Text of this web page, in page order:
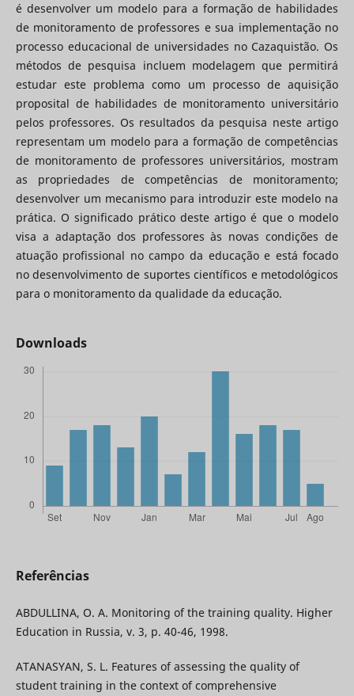
é desenvolver um modelo para a formação de habilidades
de monitoramento de professores e sua implementação no
processo educacional de universidades no Cazaquistão. Os
métodos de pesquisa incluem modelagem que permitirá
estudar este problema como um processo de aquisição
proposital de habilidades de monitoramento universitário
pelos professores. Os resultados da pesquisa neste artigo
representam um modelo para a formação de competências
de monitoramento de professores universitários, mostram
as propriedades de competências de monitoramento;
desenvolver um mecanismo para introduzir este modelo na
prática. O significado prático deste artigo é que o modelo
visa a adaptação dos professores às novas condições de
atuação profissional no campo da educação e está focado
no desenvolvimento de suportes científicos e metodológicos
para o monitoramento da qualidade da educação.
Downloads
Referências
ABDULLINA, O. A. Monitoring of the training quality. Higher
Education in Russia, v. 3, p. 40-46, 1998.
ATANASYAN, S. L. Features of assessing the quality of
student training in the context of comprehensive